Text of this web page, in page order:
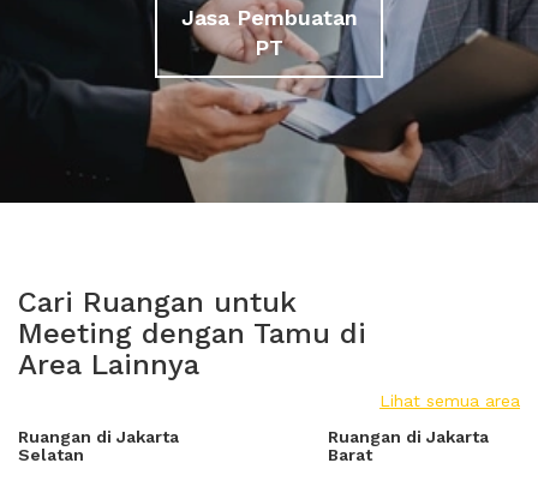
Jasa Pembuatan
PT
Cari Ruangan untuk
Meeting dengan Tamu di
Area Lainnya
Lihat semua area
Ruangan di Jakarta
Selatan
Ruangan di Jakarta
Barat